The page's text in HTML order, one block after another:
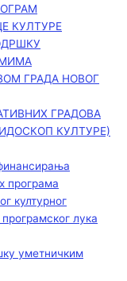
КУЛТУРЕ
ГРАДА НОВОГ
ГРАДОВА
КУЛТУРЕ)
програма
културног
лука
уметничким